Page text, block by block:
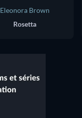
Eleonora Brown
Rosetta